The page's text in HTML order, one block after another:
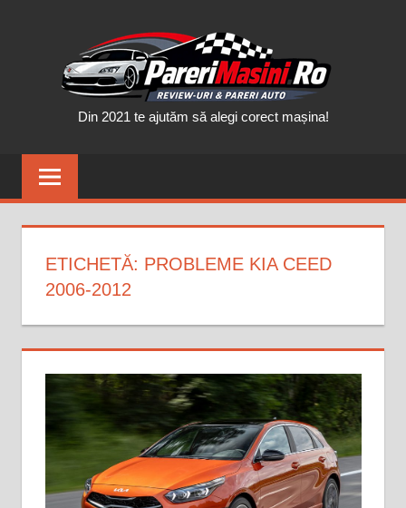
Din 2021 te ajutăm să alegi corect mașina!
ETICHETĂ: PROBLEME KIA CEED
2006-2012